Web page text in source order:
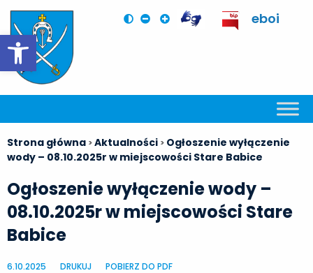
Otwórz pasek narzędzi
eboi
Strona główna >Aktualności > Ogłoszenie wyłączenie
wody – 08.10.2025r w miejscowości Stare Babice
Ogłoszenie wyłączenie wody –
08.10.2025r w miejscowości Stare
Babice
6.10.2025 DRUKUJ POBIERZ DO PDF